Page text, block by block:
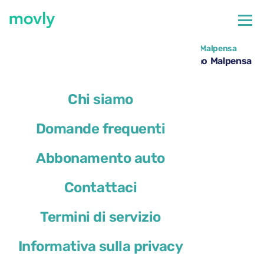
Chi siamo
Domande frequenti
Abbonamento auto
Contattaci
Termini di servizio
Informativa sulla privacy
Tutte le auto disponibili all'aeroporto di Milano Malpensa
Noleggio Skoda Karoq all’aeroporto di Milano Malpensa